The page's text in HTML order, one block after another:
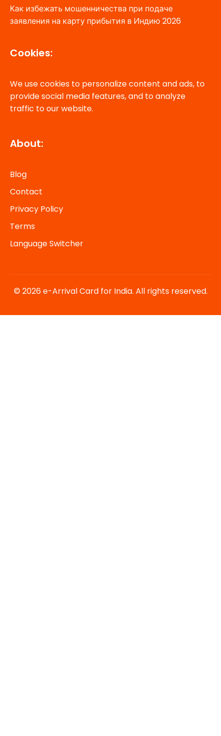
Как избежать мошенничества при подаче
заявления на карту прибытия в Индию 2026
Cookies:
We use cookies to personalize content and ads, to
provide social media features, and to analyze
traffic to our website.
About:
Blog
Contact
Privacy Policy
Terms
Language Switcher
© 2026 e-Arrival Card for India. All rights reserved.